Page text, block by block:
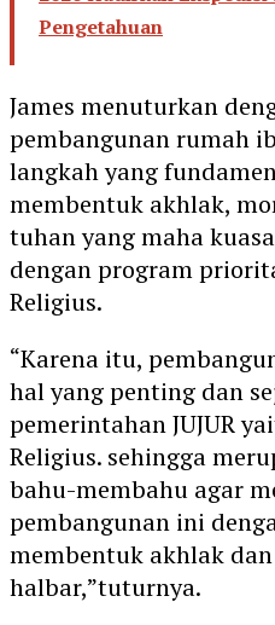
Pengetahuan
James menuturkan
pembangunan rumah
langkah yang
membentuk akhlak,
tuhan yang maha
dengan program
Religius.
“Karena itu,
hal yang penting dan
pemerintahan JUJUR
Religius. sehingga
bahu-membahu agar
pembangunan ini
membentuk akhlak
halbar,”tuturnya.